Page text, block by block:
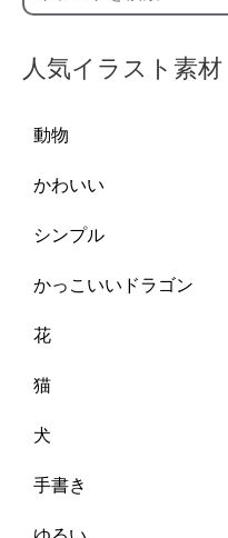
人気イラスト素材
動物
かわいい
シンプル
かっこいいドラゴン
花
猫
犬
手書き